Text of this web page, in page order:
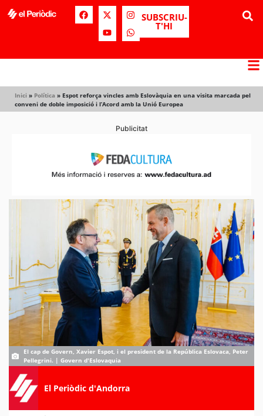
SUBSCRIU-
T'HI
Inici » Política » Espot reforça vincles amb Eslovàquia en una visita marcada pel
conveni de doble imposició i l’Acord amb la Unió Europea
Publicitat
El cap de Govern, Xavier Espot, i el president de la República Eslovaca, Peter
Pellegrini. | Govern d'Eslovaquia
El Periòdic d'Andorra